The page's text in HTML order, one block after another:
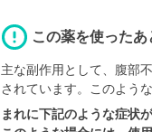
この薬を使ったあ
主な副作用として、腹部
されています。このよう
まれに下記のような症状